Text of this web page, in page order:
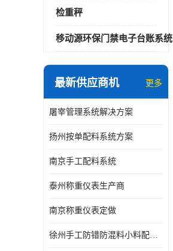
检重秤
移动源环保门禁电子台账系统
最新供应商机 更多
屠宰管理系统解决方案
扬州按单配料系统方案
南京手工配料系统
泰州称重仪表生产商
南京称重仪表定做
徐州手工防错防混料小料配方秤